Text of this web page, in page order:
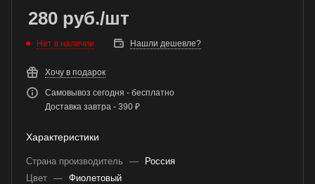
280 руб./шт
Нет в наличии Нашли дешевле?
Хочу в подарок
Самовывоз сегодня - бесплатно
Доставка завтра - 390 ₽
Характеристики
Страна производитель —
Россия
Цвет — Фиолетовый